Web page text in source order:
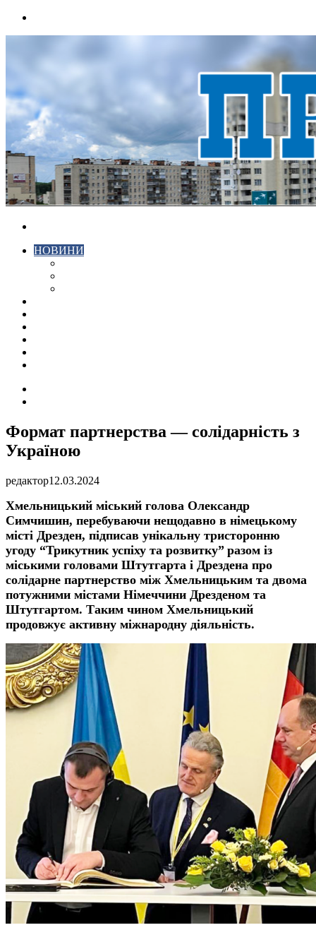
НОВИНИ
Формат партнерства — солідарність з
Україною
редактор12.03.2024
Хмельницький міський голова Олександр
Симчишин, перебуваючи нещодавно в німецькому
місті Дрезден, підписав унікальну тристоронню
угоду “Трикутник успіху та розвитку” разом із
міськими головами Штутгарта і Дрездена про
солідарне партнерство між Хмельницьким та двома
потужними містами Німеччини Дрезденом та
Штутгартом. Таким чином Хмельницький
продовжує активну міжнародну діяльність.